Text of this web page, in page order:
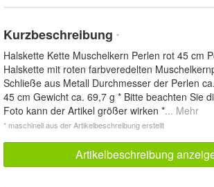
Kurzbeschreibung *
Halskette Kette Muschelkern Perlen rot 45 cm
Halskette mit roten farbveredelten
Schließe aus Metall Durchmesser der Perlen
45 cm Gewicht ca. 69,7 g * Bitte beachten Sie
Foto kann der Artikel größer wirken *... Mehr
* maschinell aus der Artikelbeschreibung erstellt
Artikelbeschreibung